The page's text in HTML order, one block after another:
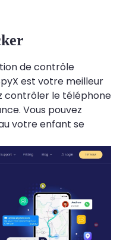
de contrôle
est votre meilleur
contrôler le téléphone
Vous pouvez
votre enfant se